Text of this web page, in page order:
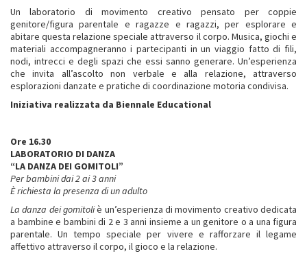
Un laboratorio di movimento creativo pensato per coppie
genitore/figura parentale e ragazze e ragazzi, per esplorare e
abitare questa relazione speciale attraverso il corpo. Musica, giochi e
materiali accompagneranno i partecipanti in un viaggio fatto di fili,
nodi, intrecci e degli spazi che essi sanno generare. Un’esperienza
che invita all’ascolto non verbale e alla relazione, attraverso
esplorazioni danzate e pratiche di coordinazione motoria condivisa.
Iniziativa realizzata da Biennale Educational
Ore 16.30
LABORATORIO DI DANZA
“LA DANZA DEI GOMITOLI”
Per bambini dai 2 ai 3 anni
È richiesta la presenza di un adulto
La danza dei gomitoliè un’esperienza di movimento creativo dedicata
a bambine e bambini di 2 e 3 anni insieme a un genitore o a una figura
parentale. Un tempo speciale per vivere e rafforzare il legame
affettivo attraverso il corpo, il gioco e la relazione.